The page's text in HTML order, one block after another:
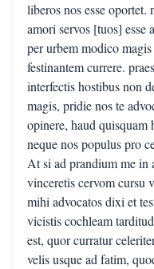
liberos nos esse
amori servos [tuos] esse
per urbem modico
festinantem currere.
interfectis hostibus non
magis, pridie nos te
opinere, haud quisquam
neque nos populus pro
At si ad prandium me in
vinceretis cervom cursu
mihi advocatos dixi et
vicistis cochleam
est, quor curratur
velis usque ad fatim,